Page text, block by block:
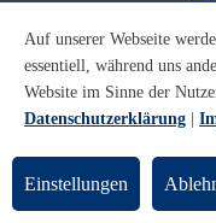
TnL
Auf unserer Webseite
essentiell, während uns
Website im Sinne der
Datenschutzerklärung
Einstellungen